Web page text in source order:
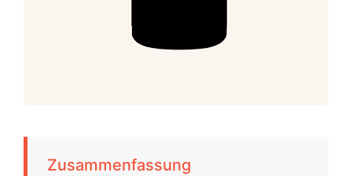
Zusammenfassung